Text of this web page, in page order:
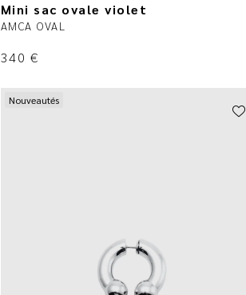
Mini sac ovale violet
AMCA OVAL
340 €
Nouveautés